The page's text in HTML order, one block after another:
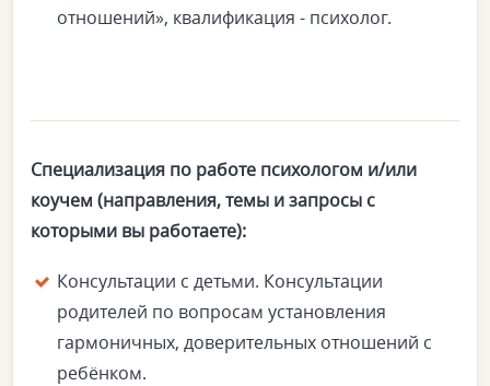
отношений», квалификация - психолог.
Специализация по работе психологом и/или
коучем (направления, темы и запросы с
которыми вы работаете):
Консультации с детьми. Консультации
родителей по вопросам установления
гармоничных, доверительных отношений с
ребёнком.